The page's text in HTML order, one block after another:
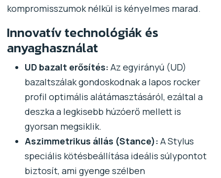
kompromisszumok nélkül is kényelmes marad.
Innovatív technológiák és
anyaghasználat
UD bazalt erősítés: Az egyirányú (UD)
bazaltszálak gondoskodnak a lapos rocker
profil optimális alátámasztásáról, ezáltal a
deszka a legkisebb húzóerő mellett is
gyorsan megsiklik.
Aszimmetrikus állás (Stance): A Stylus
speciális kötésbeállítása ideális súlypontot
biztosít, ami gyenge szélben